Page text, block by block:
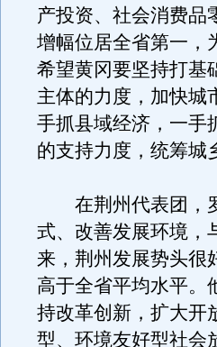
产投资、社会消费品
增幅位居全省第一，
希望黄冈要坚持打基
主体的力度，加快城
手抓县域经济，一手
的支持力度，统筹城
在荆州代表团，罗
式、改善发展环境，
来，荆州发展势头很
高于全省平均水平。
持改革创新，扩大开
型、环境友好型社会